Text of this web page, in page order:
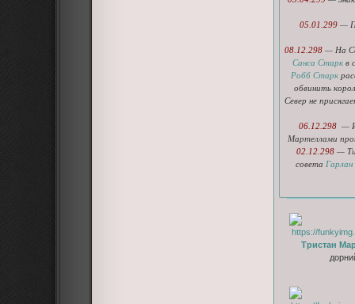
05.01.299—
08.12.298 — На
Санса Старкв
Робб Старк
обвинить
Север не
06.12.298—
Мартеллами
02.12.298—
совета Гарлан
Тристан